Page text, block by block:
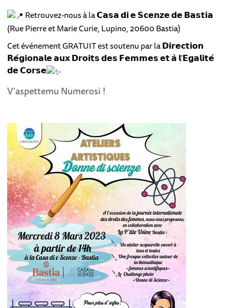
Retrouvez-nous à la 𝗖𝗮𝘀𝗮 𝗱𝗶 𝗲 𝗦𝗰𝗲𝗻𝘇𝗲 𝗱𝗲 𝗕𝗮𝘀𝘁𝗶𝗮
(Rue Pierre et Marie Curie, Lupino, 20600 Bastia)
Cet événement GRATUIT est soutenu par la 𝗗𝗶𝗿𝗲𝗰𝘁𝗶𝗼𝗻
𝗥𝗲́𝗴𝗶𝗼𝗻𝗮𝗹𝗲 𝗮𝘂𝘅 𝗗𝗿𝗼𝗶𝘁𝘀 𝗱𝗲𝘀 𝗙𝗲𝗺𝗺𝗲𝘀 𝗲𝘁 𝗮̀ 𝗹’𝗘𝗴𝗮𝗹𝗶𝘁𝗲́
𝗱𝗲 𝗖𝗼𝗿𝘀𝗲
V'aspettemu Numerosi !